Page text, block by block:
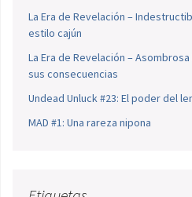
La Era de Revelación –
estilo cajún
La Era de Revelación –
sus consecuencias
Undead Unluck #23: El poder del
MAD #1: Una rareza nipona